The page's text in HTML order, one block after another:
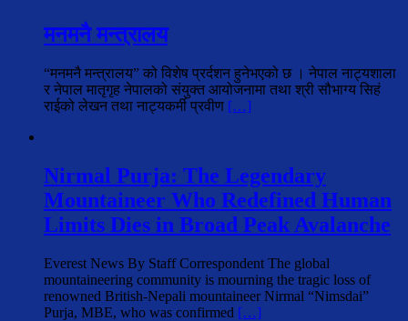
मनमनै मन्त्रालय
“मनमनै मन्त्रालय” को विशेष प्रर्दशन हुनेभएको छ । नेपाल नाट्यशाला
र नेपाल मातृगृह नेपालको संयुक्त आयोजनामा तथा श्री सौभाग्य सिहं
राईको लेखन तथा नाट्यकर्मी प्रवीण […]
Nirmal Purja: The Legendary
Mountaineer Who Redefined Human
Limits Dies in Broad Peak Avalanche
Everest News By Staff Correspondent The global
mountaineering community is mourning the tragic loss of
renowned British-Nepali mountaineer Nirmal “Nimsdai”
Purja, MBE, who was confirmed […]